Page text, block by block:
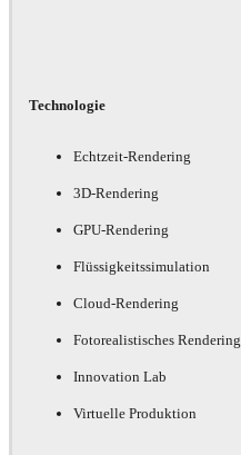
Technologie
Echtzeit-Rendering
3D-Rendering
GPU-Rendering
Flüssigkeitssimulation
Cloud-Rendering
Fotorealistisches Rendering
Innovation Lab
Virtuelle Produktion